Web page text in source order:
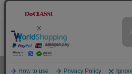
カラー・サイズを選択
COPYRIGHT © DoCLASSE ALL RIGHTS